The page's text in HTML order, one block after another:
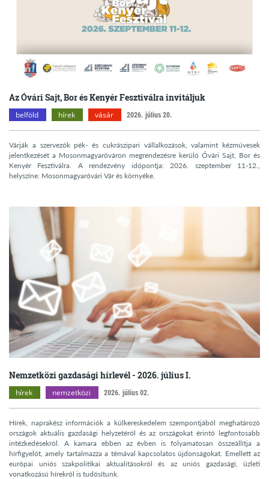
Az Óvári Sajt, Bor és Kenyér Fesztiválra invitáljuk
belföld hírek vásár 2026. július 20.
Várják a szervezők pék- és cukrászipari vállalkozások, valamint kézművesek
jelentkezését a Mosonmagyaróváron megrendezésre kerülő Óvári Sajt, Bor és
Kenyér Fesztiválra. A rendezvény időpontja: 2026. szeptember 11-12.,
helyszíne: Mosonmagyaróvári Vár és környéke.
Nemzetközi gazdasági hírlevél - 2026. július I.
hírek nemzetközi 2026. július 02.
Hírek, naprakész információk a külkereskedelem szempontjából meghatározó
országok aktuális gazdasági helyzetéről és az országokat érintő legfontosabb
intézkedésekről. A kamara ebben az évben is folyamatosan összeállítja a
hírfigyelőt, amely tartalmazza a témával kapcsolatos újdonságokat. Emellett az
európai uniós szakpolitikai aktualitásokról és az uniós gazdasági, üzleti
vonatkozású hírekről is tudósítunk.